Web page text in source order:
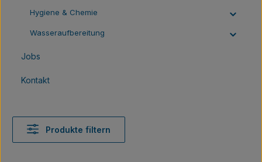
Hygiene & Chemie
Wasseraufbereitung
Jobs
Kontakt
Produkte filtern